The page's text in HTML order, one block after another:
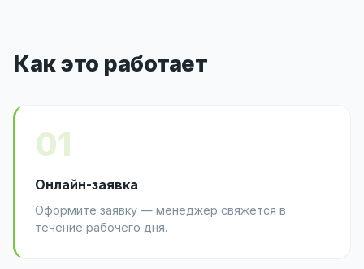
Как это работает
01
Онлайн-заявка
Оформите заявку — менеджер свяжется в
течение рабочего дня.